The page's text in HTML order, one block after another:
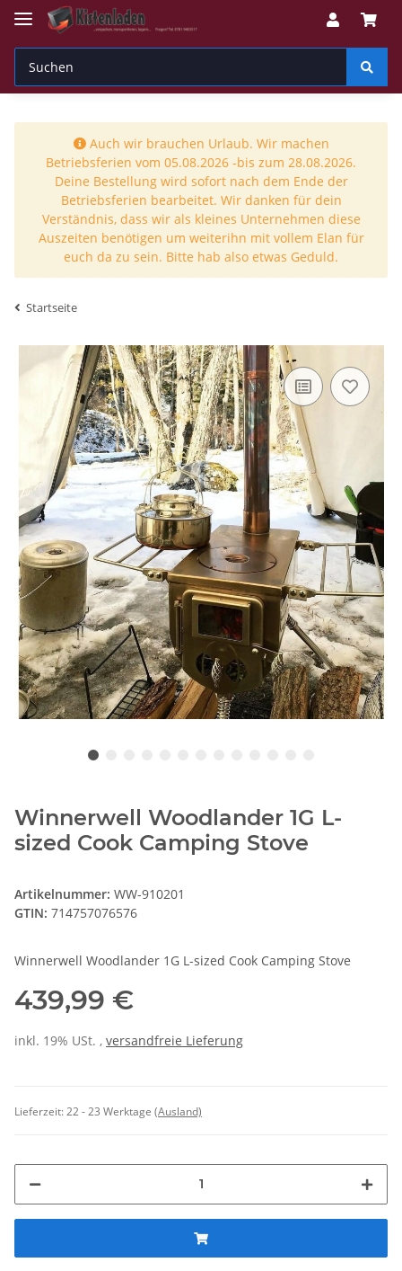
Auch wir brauchen Urlaub. Wir machen
Betriebsferien vom 05.08.2026 -bis zum 28.08.2026.
Deine Bestellung wird sofort nach dem Ende der
Betriebsferien bearbeitet. Wir danken für dein
Verständnis, dass wir als kleines Unternehmen diese
Auszeiten benötigen um weiterihn mit vollem Elan für
euch da zu sein. Bitte hab also etwas Geduld.
Startseite
Winnerwell Woodlander 1G L-
sized Cook Camping Stove
Artikelnummer: WW-910201
GTIN: 714757076576
Winnerwell Woodlander 1G L-sized Cook Camping Stove
439,99 €
inkl. 19% USt. , versandfreie Lieferung
Lieferzeit:22 - 23 Werktage (Ausland)